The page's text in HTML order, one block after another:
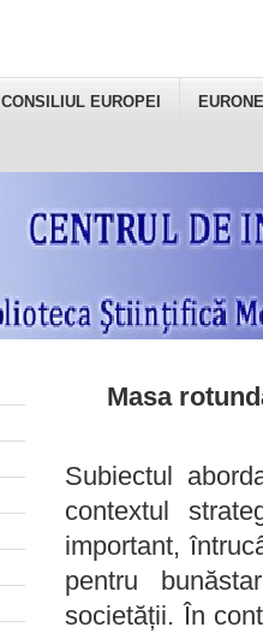
CONSILIUL EUROPEI
Masa
Subiectul
contextul
important,
pentru
societății. În